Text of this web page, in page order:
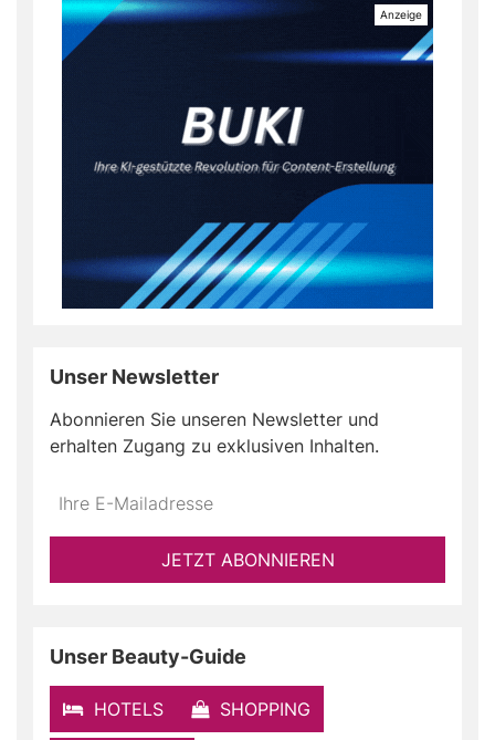
Unser Newsletter
Abonnieren Sie unseren Newsletter und
erhalten Zugang zu exklusiven Inhalten.
Do
*Ihre
JETZT ABONNIEREN
Unser Beauty-Guide
HOTELS SHOPPING